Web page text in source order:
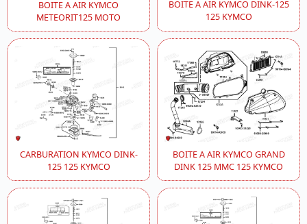
BOITE A AIR KYMCO
METEORIT125 MOTO
BOITE A AIR KYMCO DINK-125
125 KYMCO
CARBURATION KYMCO DINK-
125 125 KYMCO
BOITE A AIR KYMCO GRAND
DINK 125 MMC 125 KYMCO